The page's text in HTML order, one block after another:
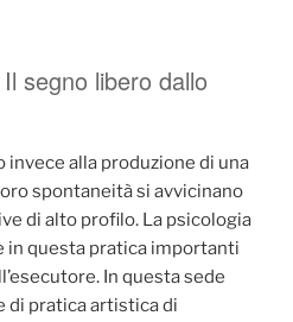
segno libero dallo
alla produzione di una
spontaneità si avvicinano
di alto profilo. La psicologia
in questa pratica importanti
In questa sede
di pratica artistica di